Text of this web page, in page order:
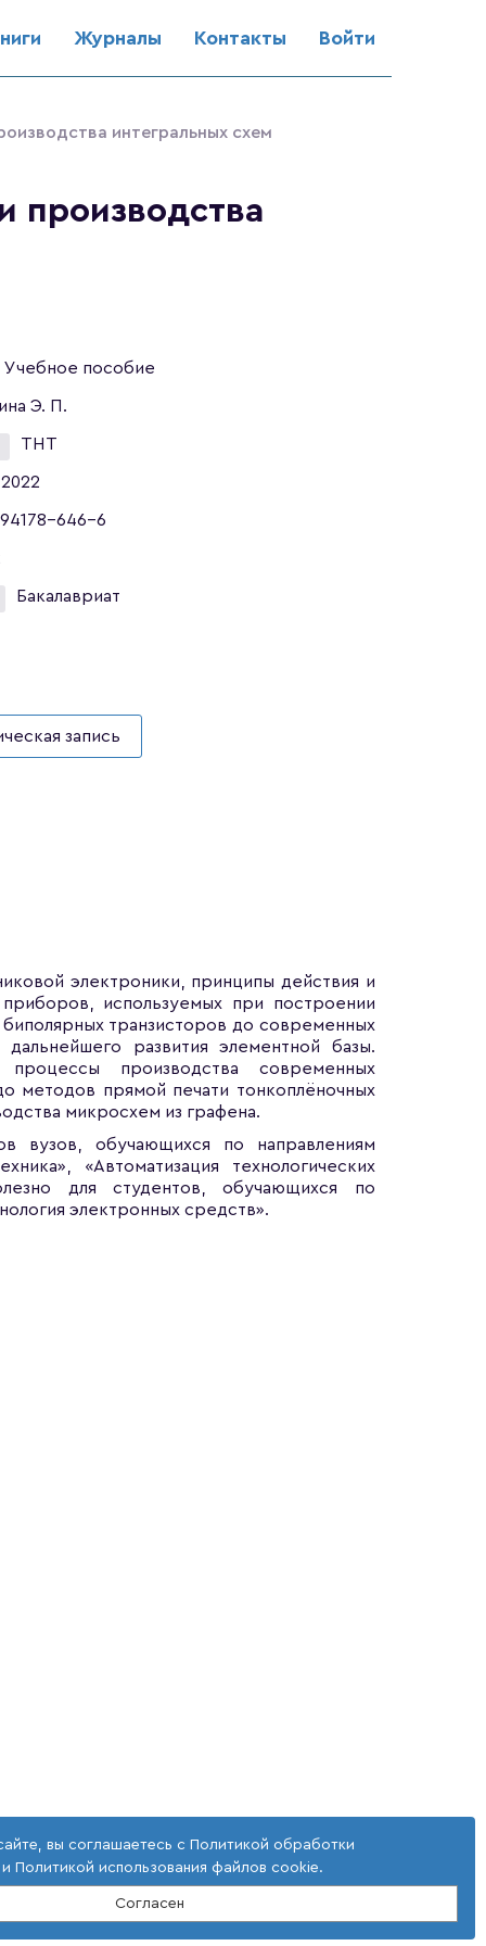
Журналы Контакты Войти
интегральных схем
производства
Учебное пособие
Э. П.
ТНТ
2022
646-6
Бакалавриат
запись
электроники, принципы действия и
используемых при построении
транзисторов до современных
развития элементной базы.
процессы производства современных
методов прямой печати тонкоплёночных
микросхем из графена.
вузов, обучающихся по направлениям
«Автоматизация технологических
для студентов, обучающихся по
электронных средств».
вы соглашаетесь с Политикой обработки
Политикой использования файлов cookie.
Согласен